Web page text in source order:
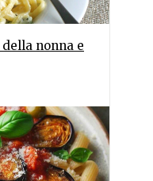
nonna e